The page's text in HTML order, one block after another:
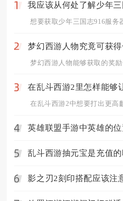
我应该从何处了解少年
2 梦幻西游人物究竟可获得
3
4
5 乱斗西游抽元宝是充值
6 影之刃2刻印搭配应该注